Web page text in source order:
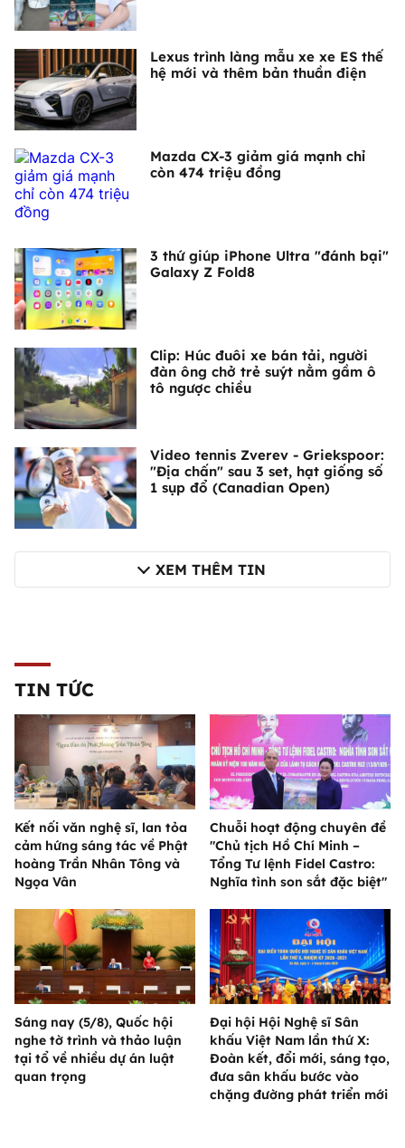
Lexus trình làng mẫu xe xe ES thế
hệ mới và thêm bản thuần điện
Mazda CX-3 giảm giá mạnh chỉ
còn 474 triệu đồng
3 thứ giúp iPhone Ultra "đánh bại"
Galaxy Z Fold8
Clip: Húc đuôi xe bán tải, người
đàn ông chở trẻ suýt nằm gầm ô
tô ngược chiều
Video tennis Zverev - Griekspoor:
"Địa chấn" sau 3 set, hạt giống số
1 sụp đổ (Canadian Open)
XEM THÊM TIN
TIN TỨC
Kết nối văn nghệ sĩ, lan tỏa
cảm hứng sáng tác về Phật
hoàng Trần Nhân Tông và
Ngọa Vân
Chuỗi hoạt động chuyên đề
"Chủ tịch Hồ Chí Minh –
Tổng Tư lệnh Fidel Castro:
Nghĩa tình son sắt đặc biệt"
Sáng nay (5/8), Quốc hội
nghe tờ trình và thảo luận
tại tổ về nhiều dự án luật
quan trọng
Đại hội Hội Nghệ sĩ Sân
khấu Việt Nam lần thứ X:
Đoàn kết, đổi mới, sáng tạo,
đưa sân khấu bước vào
chặng đường phát triển mới